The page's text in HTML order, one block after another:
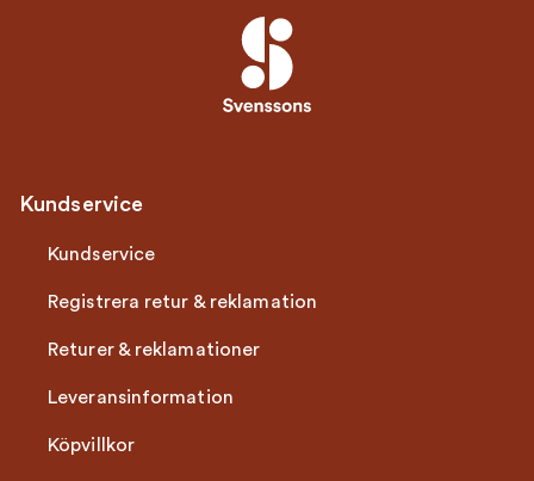
Kundservice
Kundservice
Registrera retur & reklamation
Returer & reklamationer
Leveransinformation
Köpvillkor